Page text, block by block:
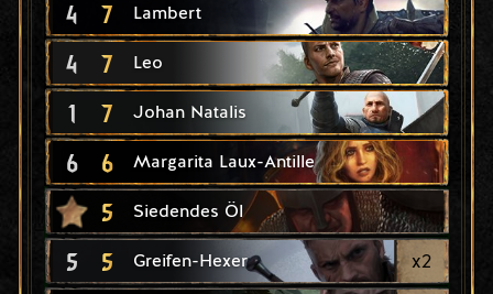
4 7 Lambert
4 7 Leo
1 7 Johan Natalis
6 6 Margarita Laux-Antille
5 Siedendes Öl
5 5 Greifen-Hexer x2